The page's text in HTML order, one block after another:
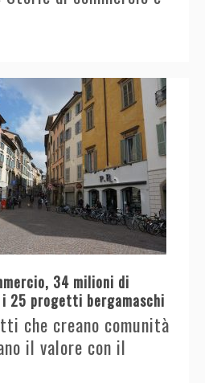
34 milioni di
25 progetti bergamaschi
che creano comunità
il valore con il